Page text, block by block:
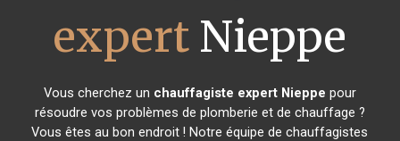
expertNieppe
Vous cherchez un chauffagiste expert Nieppe pour
résoudre vos problèmes de plomberie et de chauffage ?
Vous êtes au bon endroit ! Notre équipe de chauffagistes